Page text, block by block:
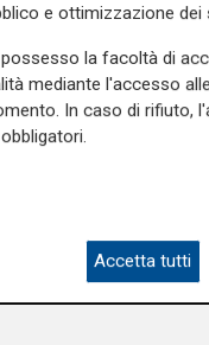
e ottimizzazione dei
la facoltà di
mediante l'accesso
In caso di rifiuto,
Accetta tutti